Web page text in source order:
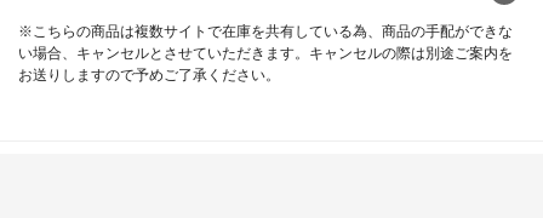
※こちらの商品は複数サイトで在庫を共有している為、商品の手配ができな
い場合、キャンセルとさせていただきます。キャンセルの際は別途ご案内を
お送りしますので予めご了承ください。